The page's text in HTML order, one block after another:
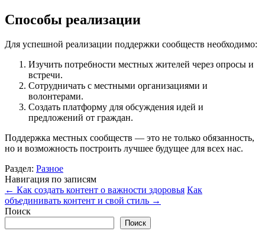
Способы реализации
Для успешной реализации поддержки сообществ необходимо:
Изучить потребности местных жителей через опросы и
встречи.
Сотрудничать с местными организациями и
волонтерами.
Создать платформу для обсуждения идей и
предложений от граждан.
Поддержка местных сообществ — это не только обязанность,
но и возможность построить лучшее будущее для всех нас.
Раздел: Разное
Навигация по записям
← Как создать контент о важности здоровья Как
объединивать контент и свой стиль →
Поиск
Поиск